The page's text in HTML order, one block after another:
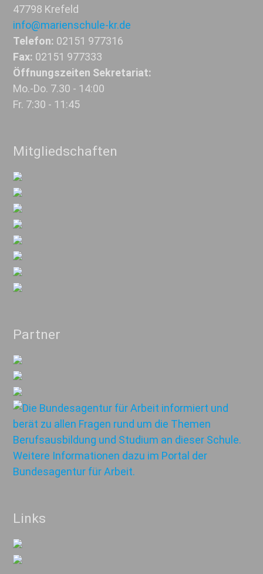
47798 Krefeld
info@marienschule-kr.de
Telefon: 02151 977316
Fax: 02151 977333
Öffnungszeiten Sekretariat:
Mo.-Do. 7.30 - 14:00
Fr. 7:30 - 11:45
Mitgliedschaften
Partner
Links